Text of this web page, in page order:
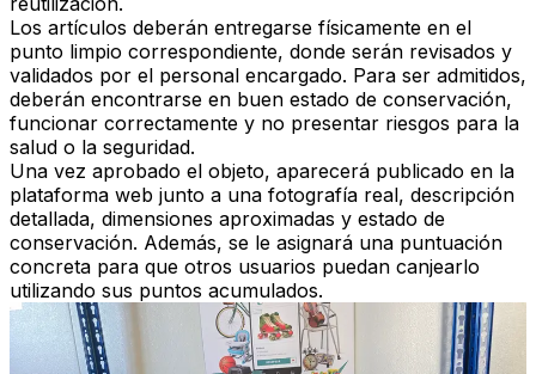
Los artículos deberán entregarse físicamente en el
punto limpio correspondiente, donde serán revisados y
validados por el personal encargado. Para ser admitidos,
deberán encontrarse en buen estado de conservación,
funcionar correctamente y no presentar riesgos para la
salud o la seguridad.
Una vez aprobado el objeto, aparecerá publicado en la
plataforma web junto a una fotografía real, descripción
detallada, dimensiones aproximadas y estado de
conservación. Además, se le asignará una puntuación
concreta para que otros usuarios puedan canjearlo
utilizando sus puntos acumulados.